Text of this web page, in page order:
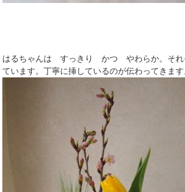
はるちゃんは すっきり かつ やわらか。それ
ています。丁寧に挿しているのが伝わってきます